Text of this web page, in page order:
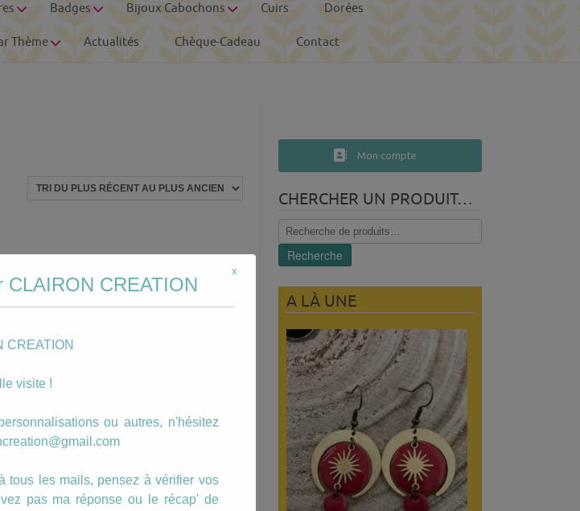
Badges Bijoux Cabochons Cuirs Dorées
Thème Actualités Chèque-Cadeau Contact
Mon compte
CHERCHER UN PRODUIT…
Recherche
pour :
Recherche
A LÀ UNE
CLAIRON CREATION
CREATION
visite !
ou autres, n'hésitez
tous les mails, pensez à vérifier vos
pas ma réponse ou le récap' de
x